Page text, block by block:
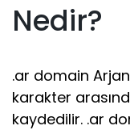
Nedir?
.ar domain
karakter
kaydedilir. .ar